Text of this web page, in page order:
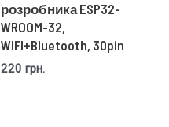
розробника ESP32-
WROOM-32,
WIFI+Bluetooth, 30pin
220 грн.